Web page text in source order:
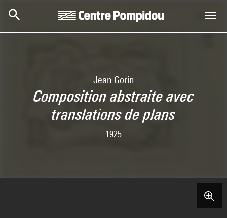
Jean Gorin
Composition abstraite avec
translations de plans
1925